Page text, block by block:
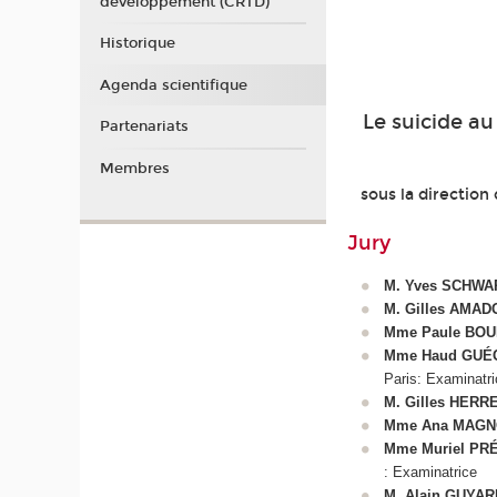
Le suicide
sous la direction
Jury
M. Yves
M. Gilles
Mme Paule
Mme Haud
Paris:
M. Gilles
Mme Ana
Mme Muriel
: Examinatrice
Historique
Agenda scientifique
Partenariats
Membres